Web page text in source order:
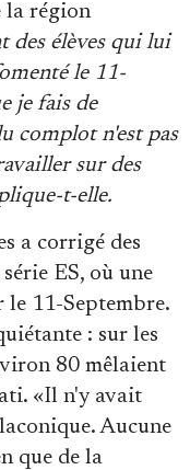
la région
des élèves qui lui
le 11-
je fais de
complot n'est pas
sur des
t-elle.
a corrigé des
ES, où une
le 11-Septembre.
: sur les
80 mêlaient
«Il n'y avait
Aucune
que de la